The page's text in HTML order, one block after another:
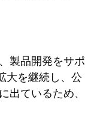
製品開発をサポ
大を継続し、公
ているため、